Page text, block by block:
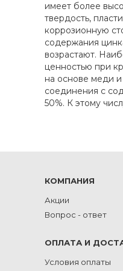
имеет более
твердость,
коррозионную
содержания
возрастают.
ценностью при
на основе меди
соединения с
50%. К этому
КОМПАНИЯ
Акции
Вопрос - ответ
ОПЛАТА И
Условия оплаты